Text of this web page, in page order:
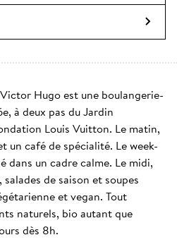
Hugo est une boulangerie-
à deux pas du Jardin
Louis Vuitton. Le matin,
un café de spécialité. Le week-
dans un cadre calme. Le midi,
de saison et soupes
et vegan. Tout
naturels, bio autant que
dès 8h.